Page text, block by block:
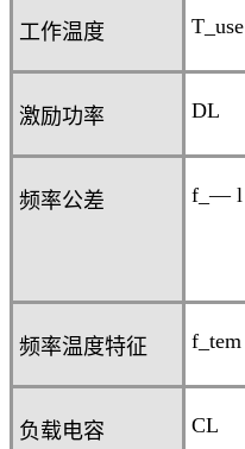
工作温度 T_use
激励功率 DL
频率公差 f_— l
频率温度特征 f_tem
负载电容 CL